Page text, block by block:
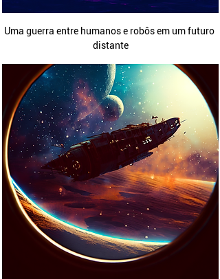
Uma guerra entre humanos e robôs em um futuro
distante